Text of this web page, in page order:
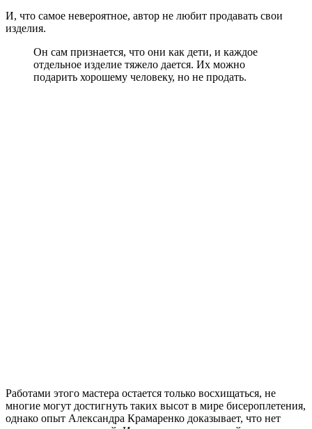
И, что самое невероятное, автор не любит продавать свои
изделия.
Он сам признается, что они как дети, и каждое
отдельное изделие тяжело дается. Их можно
подарить хорошему человеку, но не продать.
Работами этого мастера остается только восхищаться, не
многие могут достигнуть таких высот в мире бисероплетения,
однако опыт Александра Крамаренко доказывает, что нет